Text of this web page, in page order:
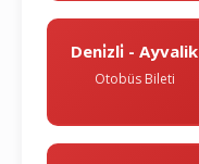
Deni̇zli̇ - Ayvalik
Otobüs Bileti